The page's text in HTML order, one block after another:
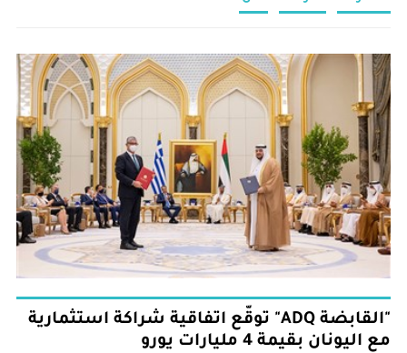
"القابضة ADQ" توقّع اتفاقية شراكة استثمارية
مع اليونان بقيمة 4 مليارات يورو